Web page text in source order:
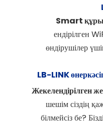
Smart
ендірілген
өндірушілер
LB-LINK
Жекелендірілген
шешім сіздің
білмейсіз бе?